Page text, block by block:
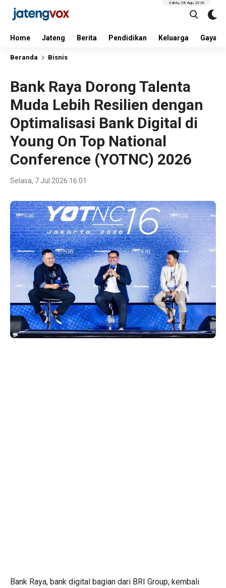
Home Jateng Berita Pendidikan Keluarga Gaya
Sabtu, 08 Agu 2026
Beranda Bisnis
Bank Raya Dorong Talenta
Muda Lebih Resilien dengan
Optimalisasi Bank Digital di
Young On Top National
Conference (YOTNC) 2026
Selasa, 7 Jul 2026 16:01
Bank Raya, bank digital bagian dari BRI Group, kembali